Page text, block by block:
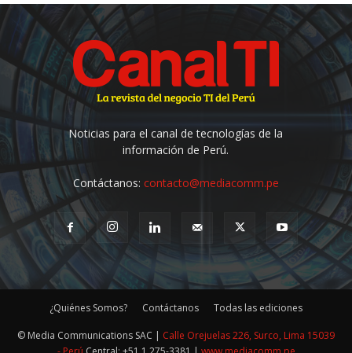
Noticias para el canal de tecnologías de la
información de Perú.
Contáctanos: contacto@mediacomm.pe
¿Quiénes Somos? Contáctanos Todas las ediciones
© Media Communications SAC | Calle Orejuelas 226, Surco, Lima 15039